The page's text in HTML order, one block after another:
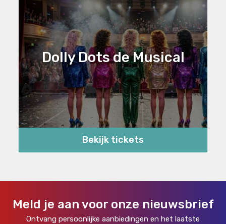
Dolly Dots de Musical
Bekijk tickets
Meld je aan voor onze nieuwsbrief
Ontvang persoonlijke aanbiedingen en het laatste